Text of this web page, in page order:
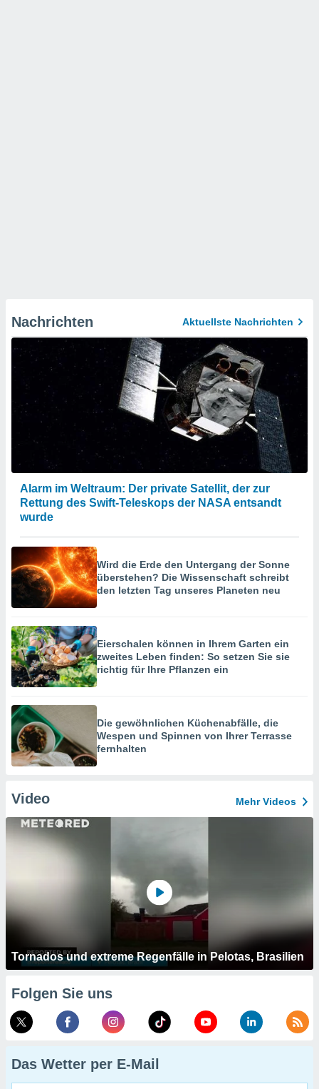
Nachrichten Aktuellste Nachrichten
Alarm im Weltraum: Der private Satellit, der zur
Rettung des Swift-Teleskops der NASA entsandt
wurde
Wird die Erde den Untergang der Sonne
überstehen? Die Wissenschaft schreibt
den letzten Tag unseres Planeten neu
Eierschalen können in Ihrem Garten ein
zweites Leben finden: So setzen Sie sie
richtig für Ihre Pflanzen ein
Die gewöhnlichen Küchenabfälle, die
Wespen und Spinnen von Ihrer Terrasse
fernhalten
Video Mehr Videos
Tornados und extreme Regenfälle in Pelotas, Brasilien
Folgen Sie uns
Das Wetter per E-Mail